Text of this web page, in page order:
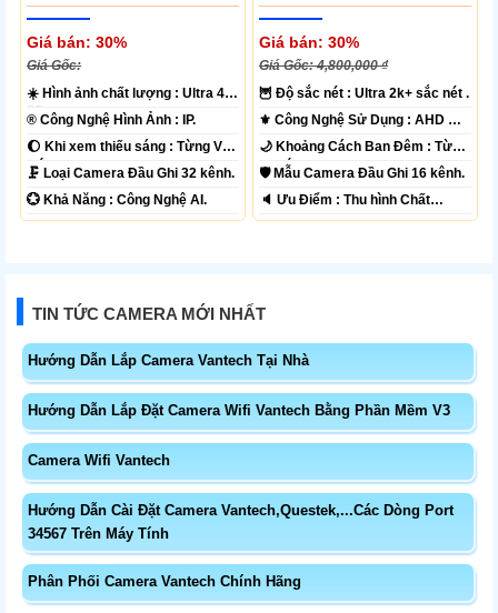
Giá bán: 30%
Giá Gốc:
☀️ Hình ảnh chất lượng :Ultra 4k
👍🏾 .
®️ Công Nghệ Hình Ảnh :IP.
🌔 Khi xem thiếu sáng :Từng Vị
Trí Camera .
🗜️ Loại CameraĐầu Ghi 32 kênh.
️💮 Khả Năng :Công Nghệ AI.
Giá bán: 30%
Giá Gốc: 4,800,000 ₫
🦉 Độ sắc nét :Ultra 2k+ sắc nét .
⚜️ Công Nghệ Sử Dụng :AHD CVI
TVI BCS.
🌙 Khoảng Cách Ban Đêm :Từng
Vị Trí Camera .
🛡 Mẫu CameraĐầu Ghi 16 kênh.
️🔈 Ưu Điểm :Thu hình Chất
Lượng.
TIN TỨC CAMERA MỚI NHẤT
Hướng Dẫn Lắp Camera Vantech Tại Nhà
Hướng Dẫn Lắp Đặt Camera Wifi Vantech Bằng Phần Mềm V3
Camera Wifi Vantech
Hướng Dẫn Cài Đặt Camera Vantech,Questek,...Các Dòng Port
34567 Trên Máy Tính
Phân Phối Camera Vantech Chính Hãng